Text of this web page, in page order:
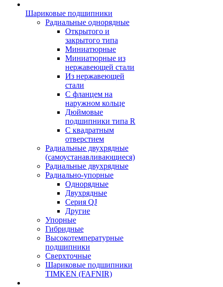
Шариковые подшипники
Радиальные однорядные
Открытого и
закрытого типа
Миниатюрные
Миниатюрные из
нержавеющей стали
Из нержавеющей
стали
С фланцем на
наружном кольце
Дюймовые
подшипники типа R
С квадратным
отверстием
Радиальные двухрядные
(самоустанавливающиеся)
Радиальные двухрядные
Радиально-упорные
Однорядные
Двухрядные
Серия QJ
Другие
Упорные
Гибридные
Высокотемпературные
подшипники
Сверхточные
Шариковые подшипники
TIMKEN (FAFNIR)